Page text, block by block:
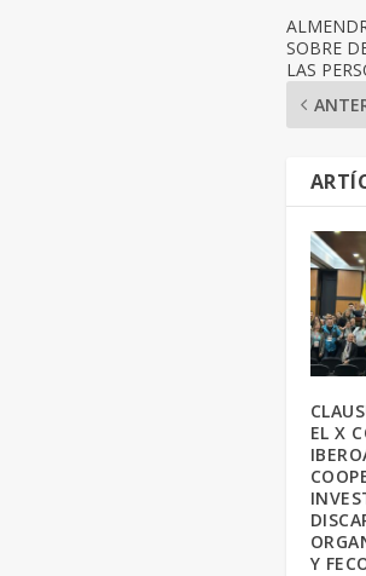
SOBRE
LAS
EL X
Y